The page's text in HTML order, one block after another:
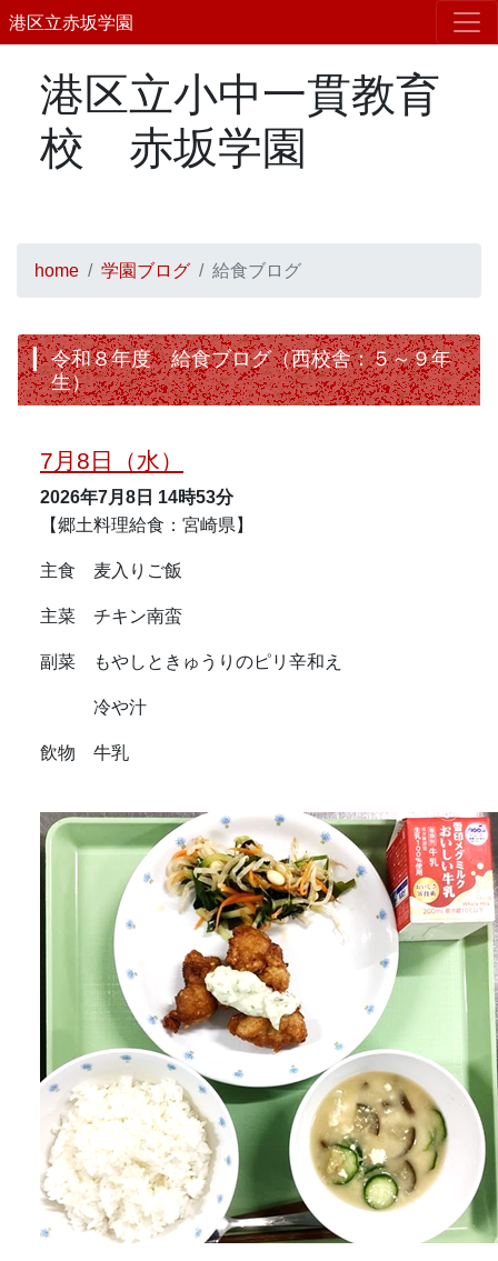
港区立赤坂学園
港区立小中一貫教育
校 赤坂学園
home 学園ブログ 給食ブログ
令和８年度 給食ブログ（西校舎：５～９年
生）
7月8日（水）
2026年7月8日 14時53分
【郷土料理給食：宮崎県】
主食 麦入りご飯
主菜 チキン南蛮
副菜 もやしときゅうりのピリ辛和え
冷や汁
飲物 牛乳